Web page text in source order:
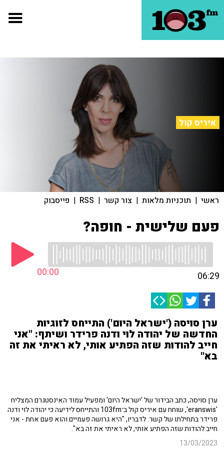
איריס קול
ראשי | תוכניות מלאות | צור קשר |
RSS
| פייסבוק
פעם שלישית - חופה?
00:00 06:29
ערן סויסה ('ישראל היום') התייחס לזוגיות
החדשה של יהודה לוי ודנה פרידר ושיתף: "אני
חייב להודות שזה הפתיע אותי, לא ראיתי את זה
בא"
ערן סויסה, כתב הבידור של 'ישראל היום' ומפעיל עמוד האינסטגרם המצליח
'eranswis', שוחח עם איריס קול ב־103fm והתייחס לידיעה כי יהודה לוי ודנה
פרידר בתחילתו של קשר. לדבריו, "היא גרושה פעמיים והוא פעם אחת - אני
חייב להודות שזה הפתיע אותי, לא ראיתי את זה בא".
13/03/2023